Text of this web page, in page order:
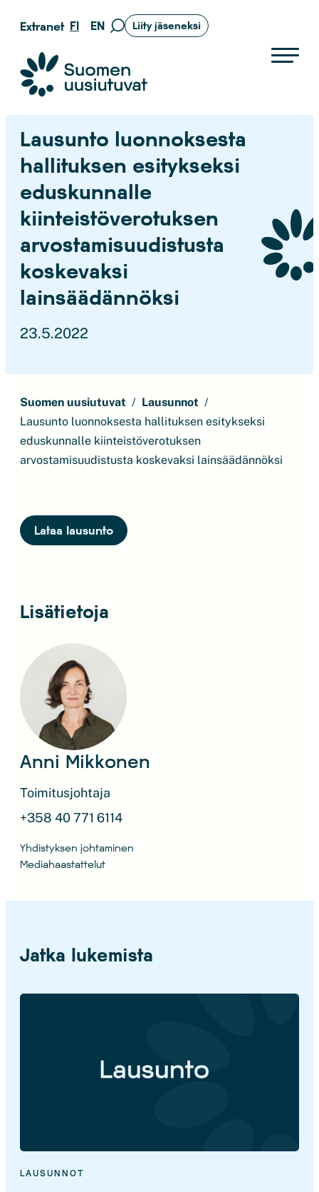
Siirry
sisältöön
Extranet FI EN
Siirry
Liity jäseneksi
Suomen uusiutuvat ry
Lausunto luonnoksesta
hallituksen esitykseksi
eduskunnalle
kiinteistöverotuksen
arvostamisuudistusta
koskevaksi
lainsäädännöksi
23.5.2022
Suomen uusiutuvat
Lausunnot
Lausunto luonnoksesta hallituksen esitykseksi
eduskunnalle kiinteistöverotuksen
arvostamisuudistusta koskevaksi lainsäädännöksi
Lataa lausunto
Lisätietoja
Anni Mikkonen
Toimitusjohtaja
+358 40 771 6114
Yhdistyksen johtaminen
Mediahaastattelut
Jatka lukemista
LAUSUNNOT